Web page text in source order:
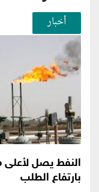
أخبار
النفط يصل
بارتفاع الطلب